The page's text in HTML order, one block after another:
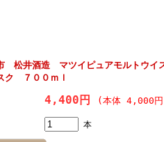
松井酒造 マツイピュアモルトウ
ク ７００ｍｌ
4,400円 (本体 4,000
本